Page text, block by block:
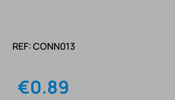
REF: CONN013
€0.89